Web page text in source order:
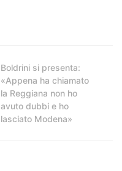
Boldrini si presenta:
«Appena ha chiamato
la Reggiana non ho
avuto dubbi e ho
lasciato Modena»